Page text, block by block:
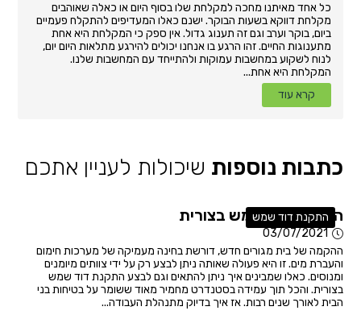
כל אחד מאיתנו מחכה למקלחת שלו בסוף היום או כאלה שאוהבים
מקלחת דווקא בשעות הבוקר. ישנם כאלו המעדיפים להתקלח פעמיים
ביום, בוקר וערב וגם זה תענוג גדול. אין ספק כי המקלחת היא אחת
מתענוגות החיים. זהו הרגע בו אנחנו יכולים להירגע מתלאות היום יום,
לנוח לשקוע במחשבות עמוקות ולהתייחד עם המחשבות שלנו.
המקלחת היא אחת...
קרא עוד
כתבות נוספות שיכולות לעניין אתכם
התקנת דוד שמש
התקנת דוד שמש בצורית
03/07/2021
ההקמה של בית מגורים חדש, דורשת בחינה מעמיקה של מערכות חימום
והעברת מים. זו היא פעולה שאותה ניתן לבצע רק על ידי צוותים מיומנים
ומנוסים. כאלו שמבינים איך ניתן להתאים וגם לבצע התקנת דוד שמש
בצורית. והכל תוך עמידה בסטנדרט מחמיר מאוד ששומר על בטיחות בני
הבית לאורך שנים רבות. אז איך בדיוק מתנהלת העבודה...